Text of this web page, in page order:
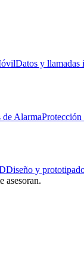
Datos y llamadas
de Alarma
Diseño y
asesoran.